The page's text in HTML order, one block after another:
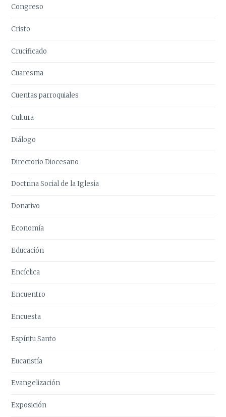
Congreso
Cristo
Crucificado
Cuaresma
Cuentas parroquiales
Cultura
Diálogo
Directorio Diocesano
Doctrina Social de la Iglesia
Donativo
Economía
Educación
Encíclica
Encuentro
Encuesta
Espíritu Santo
Eucaristía
Evangelización
Exposición